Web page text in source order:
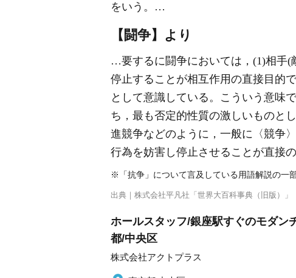
をいう。…
【闘争】より
…要するに闘争においては，(1)相手(
停止することが相互作用の直接目的
として意識している。こういう意味
ち，最も否定的性質の激しいものと
進競争などのように，一般に〈競争
行為を妨害し停止させることが直接
※「抗争」について言及している用語解説の一
出典｜ 株式会社平凡社「世界大百科事典（旧版）」
ホールスタッフ/銀座駅すぐのモダン
都/中央区
株式会社アクトプラス